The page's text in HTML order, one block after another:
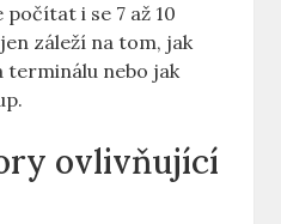
i se 7 až 10
záleží na tom, jak
terminálu nebo jak
ovlivňující